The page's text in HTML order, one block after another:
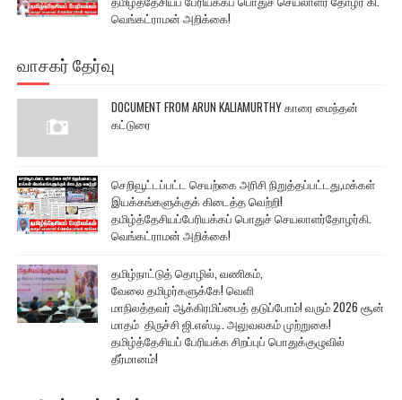
வெங்கட்ராமன் அறிக்கை!
வாசகர் தேர்வு
DOCUMENT FROM ARUN KALIAMURTHY காரை மைந்தன்
கட்டுரை
செறிவூட்டப்பட்ட செயற்கை அரிசி நிறுத்தப்பட்டது,மக்கள்
இயக்கங்களுக்குக் கிடைத்த வெற்றி!
தமிழ்த்தேசியப்பேரியக்கப் பொதுச் செயலாளர்தோழர்கி.
வெங்கட்ராமன் அறிக்கை!
தமிழ்நாட்டுத் தொழில், வணிகம்,
வேலை தமிழர்களுக்கே! வெளி
மாநிலத்தவர் ஆக்கிரமிப்பைத் தடுப்போம்! வரும் 2026 சூன்
மாதம் திருச்சி ஜி.எஸ்.டி. அலுவலகம் முற்றுகை!
தமிழ்த்தேசியப் பேரியக்க சிறப்புப் பொதுக்குழுவில்
தீர்மானம்!